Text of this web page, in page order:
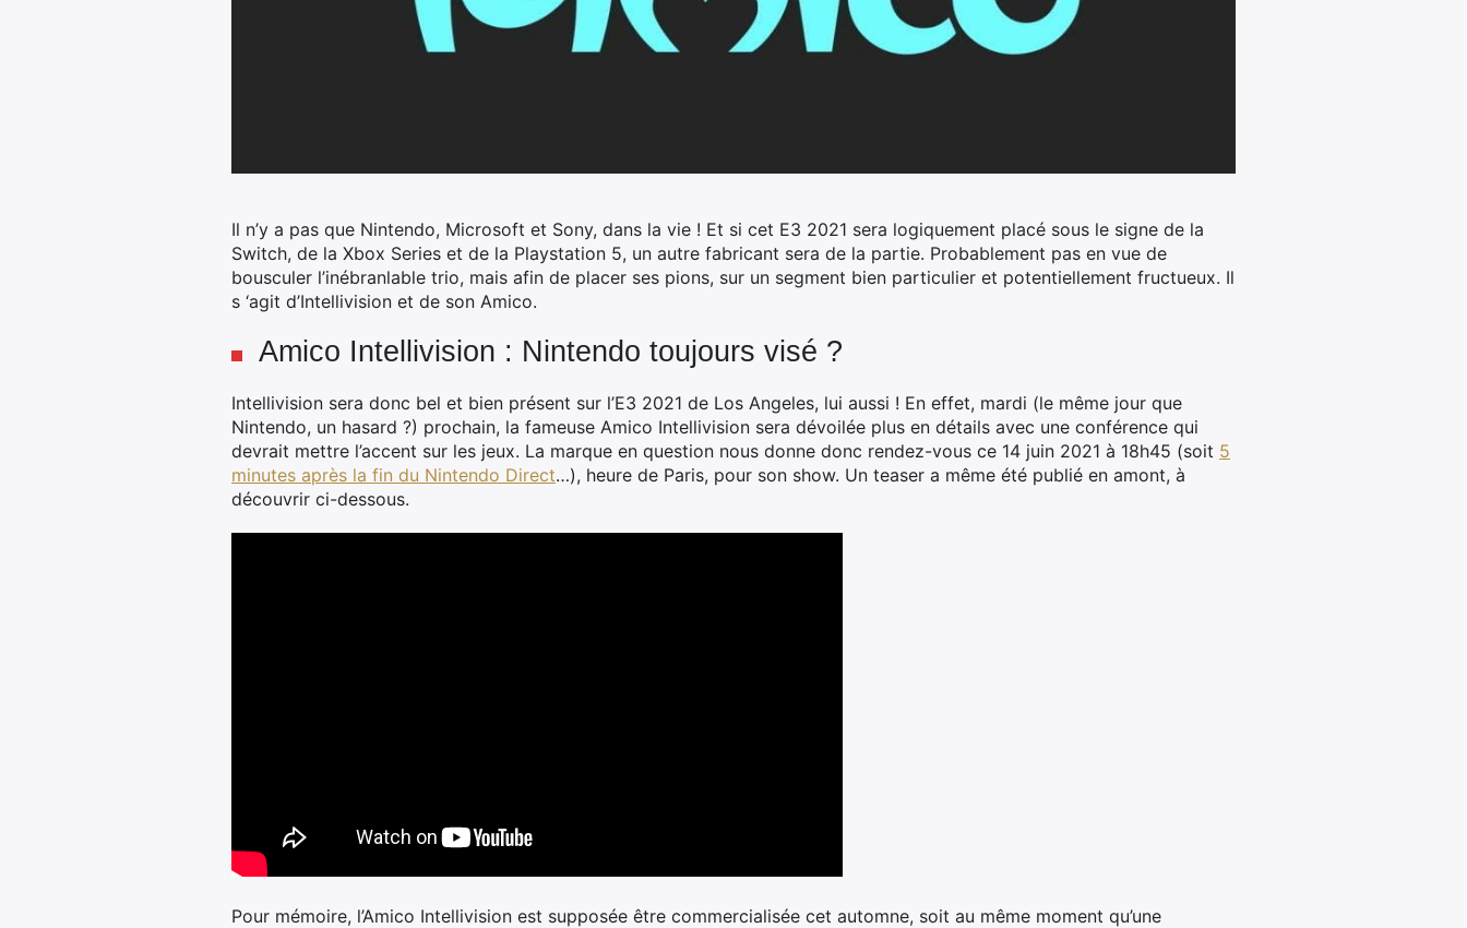
Il n’y a pas que Nintendo, Microsoft et Sony, dans la vie ! Et si cet E3 2021 sera logiquement placé sous le signe de la
Switch, de la Xbox Series et de la Playstation 5, un autre fabricant sera de la partie. Probablement pas en vue de
bousculer l’inébranlable trio, mais afin de placer ses pions, sur un segment bien particulier et potentiellement fructueux. Il
s ‘agit d’Intellivision et de son Amico.
Amico Intellivision : Nintendo toujours visé ?
Intellivision sera donc bel et bien présent sur l’E3 2021 de Los Angeles, lui aussi ! En effet, mardi (le même jour que
Nintendo, un hasard ?) prochain, la fameuse Amico Intellivision sera dévoilée plus en détails avec une conférence qui
devrait mettre l’accent sur les jeux. La marque en question nous donne donc rendez-vous ce 14 juin 2021 à 18h45 (soit 5
minutes après la fin du Nintendo Direct…), heure de Paris, pour son show. Un teaser a même été publié en amont, à
découvrir ci-dessous.
Pour mémoire, l’Amico Intellivision est supposée être commercialisée cet automne, soit au même moment qu’une